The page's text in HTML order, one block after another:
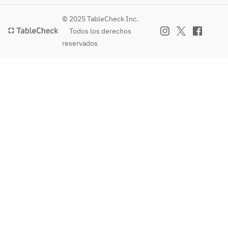
© 2025 TableCheck Inc.
Todos los derechos
reservados